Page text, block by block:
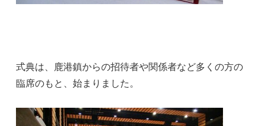
式典は、鹿港鎮からの招待者や関係者など多くの方の
臨席のもと、始まりました。